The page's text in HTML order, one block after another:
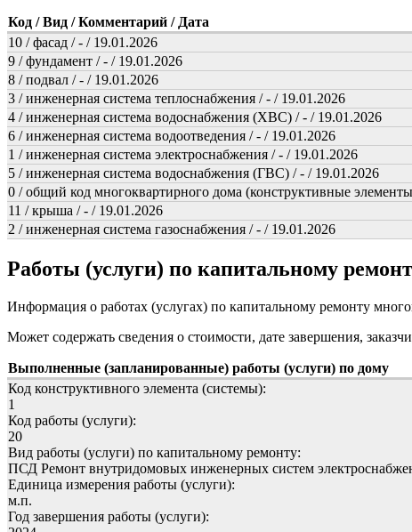
Код / Вид / Комментарий / Дата
10 / фасад / - / 19.01.2026
9 / фундамент / - / 19.01.2026
8 / подвал / - / 19.01.2026
3 / инженерная система теплоснабжения / - / 19.01.2026
4 / инженерная система водоснабжения (ХВС) / - / 19.01.2026
6 / инженерная система водоотведения / - / 19.01.2026
1 / инженерная система электроснабжения / - / 19.01.2026
5 / инженерная система водоснабжения (ГВС) / - / 19.01.2026
0 / общий код многоквартирного дома (конструктивные
11 / крыша / - / 19.01.2026
2 / инженерная система газоснабжения / - / 19.01.2026
Работы (услуги) по капитальному
Информация о работах (услугах) по капитальному ремонту
Может содержать сведения о стоимости, дате завершения,
Выполненные (запланированные) работы (услуги) по дому
Код конструктивного элемента (системы):
1
Код работы (услуги):
20
Вид работы (услуги) по капитальному ремонту:
ПСД Ремонт внутридомовых инженерных систем
Единица измерения работы (услуги):
м.п.
Год завершения работы (услуги):